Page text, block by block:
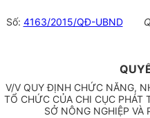
Số: 4163/2015/QĐ-UBND
V/V QUY ĐỊNH CHỨC NĂNG,
TỔ CHỨC CỦA CHI CỤC PHÁT
SỞ NÔNG NGHIỆP VÀ